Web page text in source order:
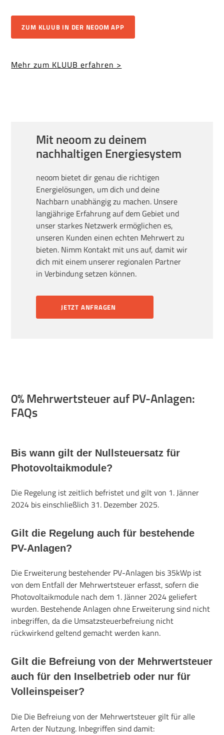
ZUM KLUUB IN DER NEOOM APP
Mehr zum KLUUB erfahren >
Mit neoom zu deinem
nachhaltigen Energiesystem
neoom bietet dir genau die richtigen
Energielösungen, um dich und deine
Nachbarn unabhängig zu machen. Unsere
langjährige Erfahrung auf dem Gebiet und
unser starkes Netzwerk ermöglichen es,
unseren Kunden einen echten Mehrwert zu
bieten. Nimm Kontakt mit uns auf, damit wir
dich mit einem unserer regionalen Partner
in Verbindung setzen können.
JETZT ANFRAGEN
0% Mehrwertsteuer auf PV-Anlagen:
FAQs
Bis wann gilt der Nullsteuersatz für
Photovoltaikmodule?
Die Regelung ist zeitlich befristet und gilt von 1. Jänner
2024 bis einschließlich 31. Dezember 2025.
Gilt die Regelung auch für bestehende
PV-Anlagen?
Die Erweiterung bestehender PV-Anlagen bis 35kWp ist
von dem Entfall der Mehrwertsteuer erfasst, sofern die
Photovoltaikmodule nach dem 1. Jänner 2024 geliefert
wurden. Bestehende Anlagen ohne Erweiterung sind nicht
inbegriffen, da die Umsatzsteuerbefreiung nicht
rückwirkend geltend gemacht werden kann.
Gilt die Befreiung von der Mehrwertsteuer
auch für den Inselbetrieb oder nur für
Volleinspeiser?
Die Die Befreiung von der Mehrwertsteuer gilt für alle
Arten der Nutzung. Inbegriffen sind damit: